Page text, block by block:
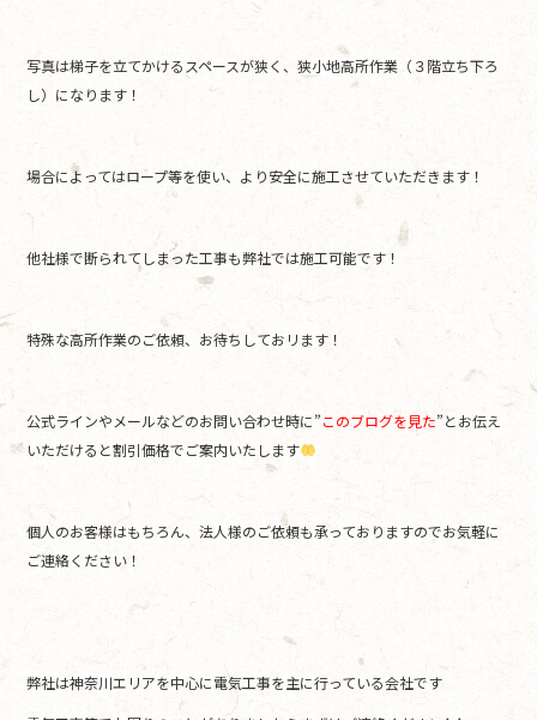
写真は梯子を立てかけるスペースが狭く、狭小地高所作業（３階立ち下ろ
し）になります！
場合によってはロープ等を使い、より安全に施工させていただきます！
他社様で断られてしまった工事も弊社では施工可能です！
特殊な高所作業のご依頼、お待ちしておリます！
公式ラインやメールなどのお問い合わせ時に”このブログを見た”とお伝え
いただけると割引価格でご案内いたします
個人のお客様はもちろん、法人様のご依頼も承っておりますのでお気軽に
ご連絡ください！
弊社は神奈川エリアを中心に電気工事を主に行っている会社です